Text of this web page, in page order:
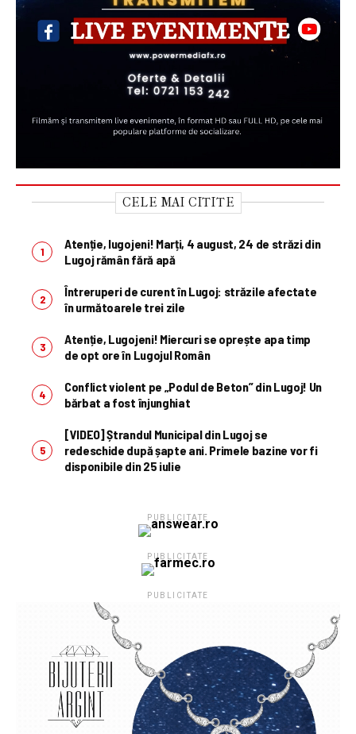
CELE MAI CITITE
Atenție, lugojeni! Marți, 4 august, 24 de străzi din
Lugoj rămân fără apă
Întreruperi de curent în Lugoj: străzile afectate
în următoarele trei zile
Atenție, Lugojeni! Miercuri se oprește apa timp
de opt ore în Lugojul Român
Conflict violent pe „Podul de Beton” din Lugoj! Un
bărbat a fost înjunghiat
[VIDEO] Ștrandul Municipal din Lugoj se
redeschide după șapte ani. Primele bazine vor fi
disponibile din 25 iulie
PUBLICITATE
PUBLICITATE
PUBLICITATE